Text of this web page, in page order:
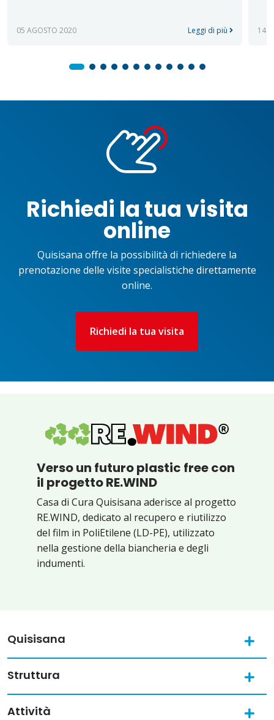
05 AGOSTO 2020 Leggi di più 14
Richiedi la tua visita
online
Quisisana offre la possibilità di richiedere la
prenotazione delle visite specialistiche direttamente
online.
Richiedi la tua visita
Verso un futuro plastic free con
il progetto RE.WIND
Casa di Cura Quisisana aderisce al progetto
RE.WIND, dedicato al recupero e riutilizzo
del film in PoliEtilene (LD-PE), utilizzato
nella gestione della biancheria e degli
indumenti.
Quisisana
Struttura
Attività